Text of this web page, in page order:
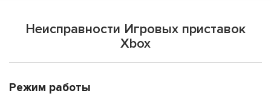
Неисправности Игровых приставок
Xbox
Режим работы